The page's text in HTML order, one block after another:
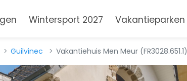
Wintersport 2027 Vakantieparken
Guilvinec Vakantiehuis Men Meur (FR3028.651.1)